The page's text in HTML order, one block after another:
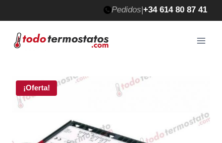
al
contenido
Pedidos|+34 614 80 87 41
¡Oferta!